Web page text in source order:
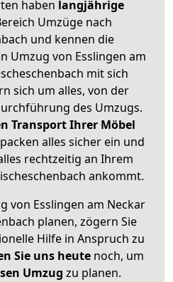
haben langjährige
Umzüge nach
und kennen die
Umzug von Esslingen am
mit sich
sich um alles, von der
des Umzugs.
Transport Ihrer Möbel
alles sicher ein und
rechtzeitig an Ihrem
ankommt.
von Esslingen am Neckar
planen, zögern Sie
Hilfe in Anspruch zu
Sie uns heutenoch, um
Umzug zu planen.